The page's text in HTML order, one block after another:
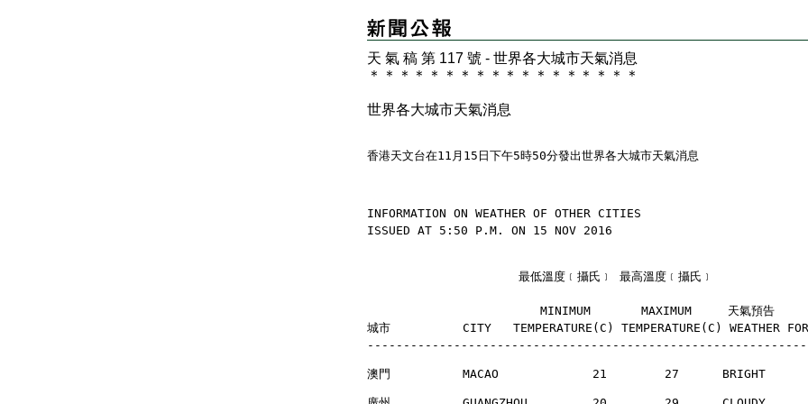
天 氣 稿 第 117 號 - 世界各大城市天氣消息
＊
＊ ＊ ＊ ＊ ＊ ＊ ＊ ＊ ＊ ＊ ＊ ＊ ＊ ＊ ＊ ＊ ＊
世界各大城市天氣消息
香港天文台在11月15日下午5時50分發出世界各大城市天氣消息
INFORMATION ON WEATHER OF OTHER CITIES
ISSUED AT 5:50 P.M. ON 15 NOV 2016
                     最低溫度﹝攝氏﹞ 最高溫度﹝攝氏﹞
                        MINIMUM       MAXIMUM     天氣預告
城市          CITY   TEMPERATURE(C) TEMPERATURE(C) WEATHER
澳門          MACAO             21        27      BRIGHT